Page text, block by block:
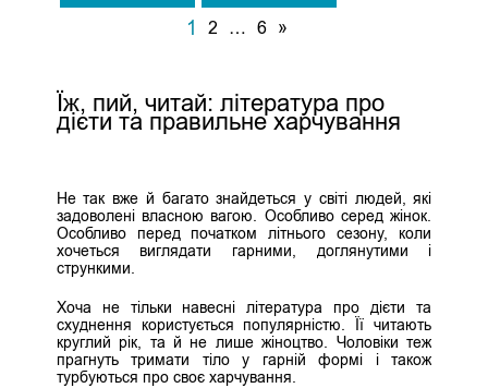
1 2 … 6 »
Їж, пий, читай: література про
дієти та правильне харчування
Не так вже й багато знайдеться у світі людей, які
задоволені власною вагою. Особливо серед жінок.
Особливо перед початком літнього сезону, коли
хочеться виглядати гарними, доглянутими і
стрункими.
Хоча не тільки навесні література про дієти та
схуднення користується популярністю. Її читають
круглий рік, та й не лише жіноцтво. Чоловіки теж
прагнуть тримати тіло у гарній формі і також
турбуються про своє харчування.